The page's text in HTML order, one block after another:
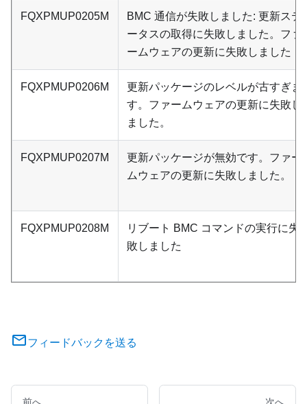
FQXPMUP0205M
BMC 通信が失敗しました: 更新ステ
ータスの取得に失敗しました。ファ
ームウェアの更新に失敗しました
FQXPMUP0206M
更新パッケージのレベルが古すぎま
す。ファームウェアの更新に失敗し
ました。
FQXPMUP0207M
更新パッケージが無効です。ファー
ムウェアの更新に失敗しました。
FQXPMUP0208M
リブート BMC コマンドの実行に失
敗しました
フィードバックを送る